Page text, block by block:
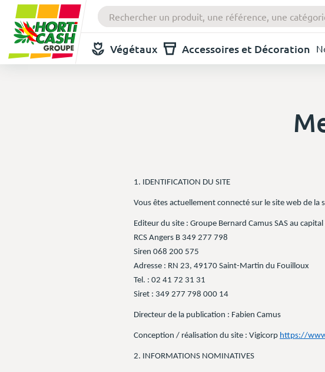
Végétaux Accessoires et Décoration
1. IDENTIFICATION DU SITE
Vous êtes actuellement connecté sur le site web de la
Editeur du site : Groupe Bernard Camus SAS au
RCS Angers B 349 277 798
Siren 068 200 575
Adresse : RN 23, 49170 Saint-Martin du Fouilloux
Tel. : 02 41 72 31 31
Siret : 349 277 798 000 14
Directeur de la publication : Fabien Camus
Conception / réalisation du site : Vigicorp https://
2. INFORMATIONS NOMINATIVES